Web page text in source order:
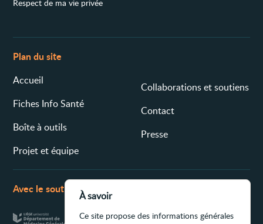
Respect de ma vie privée
Plan du site
Accueil
Fiches Info Santé
Boîte à outils
Projet et équipe
Collaborations et soutiens
Contact
Presse
Avec le soutien de
À savoir
Ce site propose des informations générales